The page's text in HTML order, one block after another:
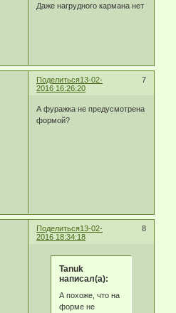
Даже нагрудного кармана нет
Поделиться 7
13-02-
2016 16:26:20
А фуражка не предусмотрена
формой?
Поделиться 8
13-02-
2016 18:34:18
Tanuk
написал(а):
А похоже, что на
форме не